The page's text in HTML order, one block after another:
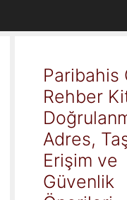
Paribahis
Rehber
Adres,
Erişim ve
Güvenlik